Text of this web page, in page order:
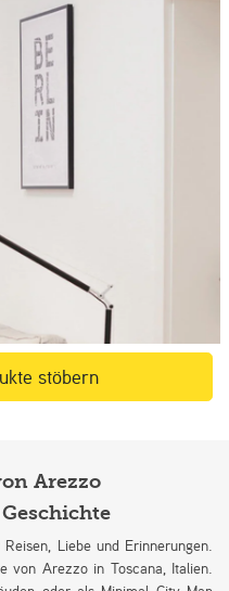
stöbern
Arezzo
Liebe und Erinnerungen.
von Arezzo in Toscana, Italien.